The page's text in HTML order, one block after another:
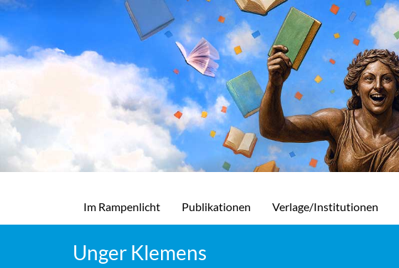
Im Rampenlicht Publikationen Verlage/Institutionen
Unger Klemens